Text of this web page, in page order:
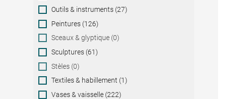
Outils & instruments (27)
Peintures (126)
Sceaux & glyptique (0)
Sculptures (61)
Stèles (0)
Textiles & habillement (1)
Vases & vaisselle (222)